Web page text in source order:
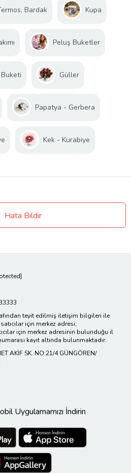
Bardak Kupa
Peluş Buketler
Güller
Papatya - Gerbera
Kek - Kurabiye
Hata Bildir
teyit edilmiş iletişim bilgileri ile
için merkez adresi;
için merkez adresinin bulunduğu il
kayıt altında bulunmaktadır.
AKİF SK. NO:21/4 GÜNGÖREN/
Uygulamamızı İndirin